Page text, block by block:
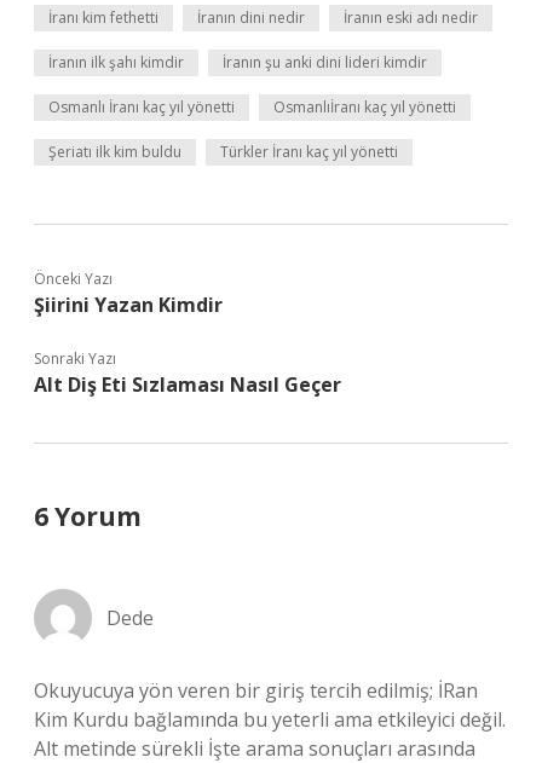
İranı kim fethetti İranın dini nedir İranın eski adı nedir
İranın ilk şahı kimdir İranın şu anki dini lideri kimdir
Osmanlı İranı kaç yıl yönetti Osmanlıİranı kaç yıl yönetti
Şeriatı ilk kim buldu Türkler İranı kaç yıl yönetti
Önceki Yazı
Şiirini Yazan Kimdir
Sonraki Yazı
Alt Diş Eti Sızlaması Nasıl Geçer
6 Yorum
Dede
Okuyucuya yön veren bir giriş tercih edilmiş; İRan
Kim Kurdu bağlamında bu yeterli ama etkileyici değil.
Alt metinde sürekli İşte arama sonuçları arasında